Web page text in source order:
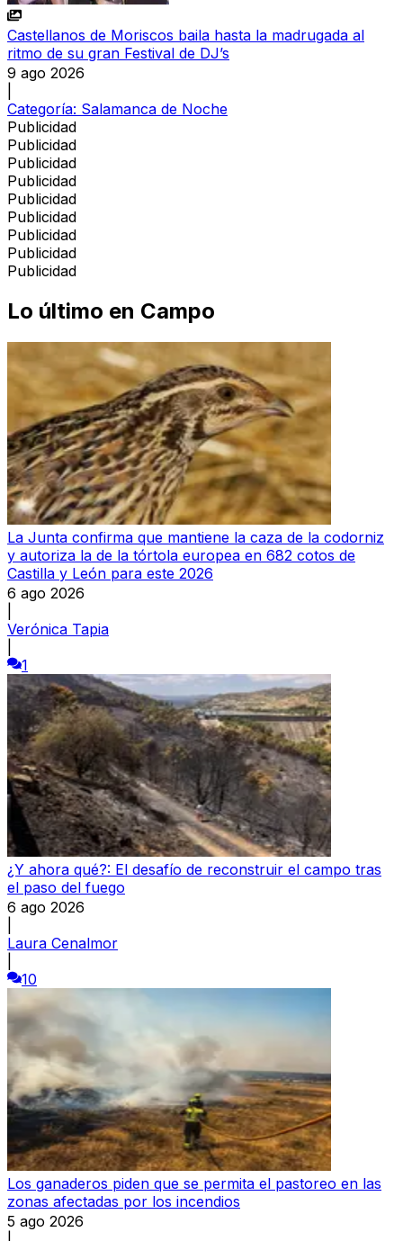
Castellanos de Moriscos baila hasta la madrugada al
ritmo de su gran Festival de DJ’s
9 ago 2026
Categoría: Salamanca de Noche
Publicidad
Publicidad
Publicidad
Publicidad
Publicidad
Publicidad
Publicidad
Publicidad
Publicidad
Lo último en Campo
La Junta confirma que mantiene la caza de la codorniz
y autoriza la de la tórtola europea en 682 cotos de
Castilla y León para este 2026
6 ago 2026
Verónica Tapia
1
¿Y ahora qué?: El desafío de reconstruir el campo tras
el paso del fuego
6 ago 2026
Laura Cenalmor
10
Los ganaderos piden que se permita el pastoreo en las
zonas afectadas por los incendios
5 ago 2026